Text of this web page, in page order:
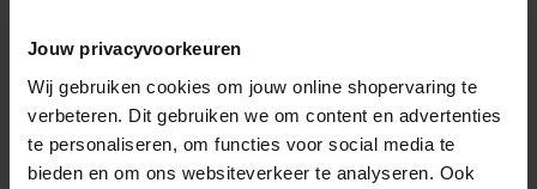
Jouw privacyvoorkeuren
Wij gebruiken cookies om jouw online shopervaring te
verbeteren. Dit gebruiken we om content en advertenties
te personaliseren, om functies voor social media te
bieden en om ons websiteverkeer te analyseren. Ook